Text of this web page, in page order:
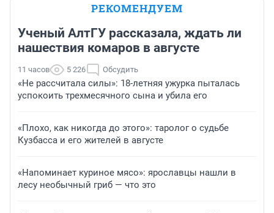
РЕКОМЕНДУЕМ
Ученый АлтГУ рассказала, ждать ли
нашествия комаров в августе
11 часов 5 226 Обсудить
«Не рассчитала силы»: 18-летняя ужурка пыталась
успокоить трехмесячного сына и убила его
«Плохо, как никогда до этого»: таролог о судьбе
Кузбасса и его жителей в августе
«Напоминает куриное мясо»: ярославцы нашли в
лесу необычный гриб — что это